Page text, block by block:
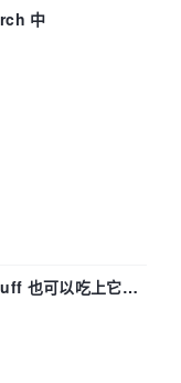
中
也可以吃上它的